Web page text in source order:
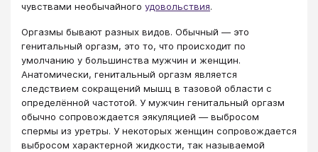
чувствами необычайного удовольствия.
Оргазмы бывают разных видов. Обычный — это
генитальный оргазм, это то, что происходит по
умолчанию у большинства мужчин и женщин.
Анатомически, генитальный оргазм является
следствием сокращений мышц в тазовой области с
определённой частотой. У мужчин генитальный оргазм
обычно сопровождается эякуляцией — выбросом
спермы из уретры. У некоторых женщин сопровождается
выбросом характерной жидкости, так называемой